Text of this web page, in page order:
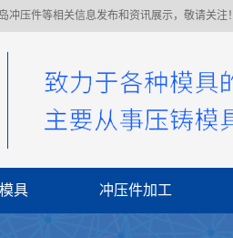
冲压件等相关信息发布和资讯展示，敬请关注！
具 冲压件加工